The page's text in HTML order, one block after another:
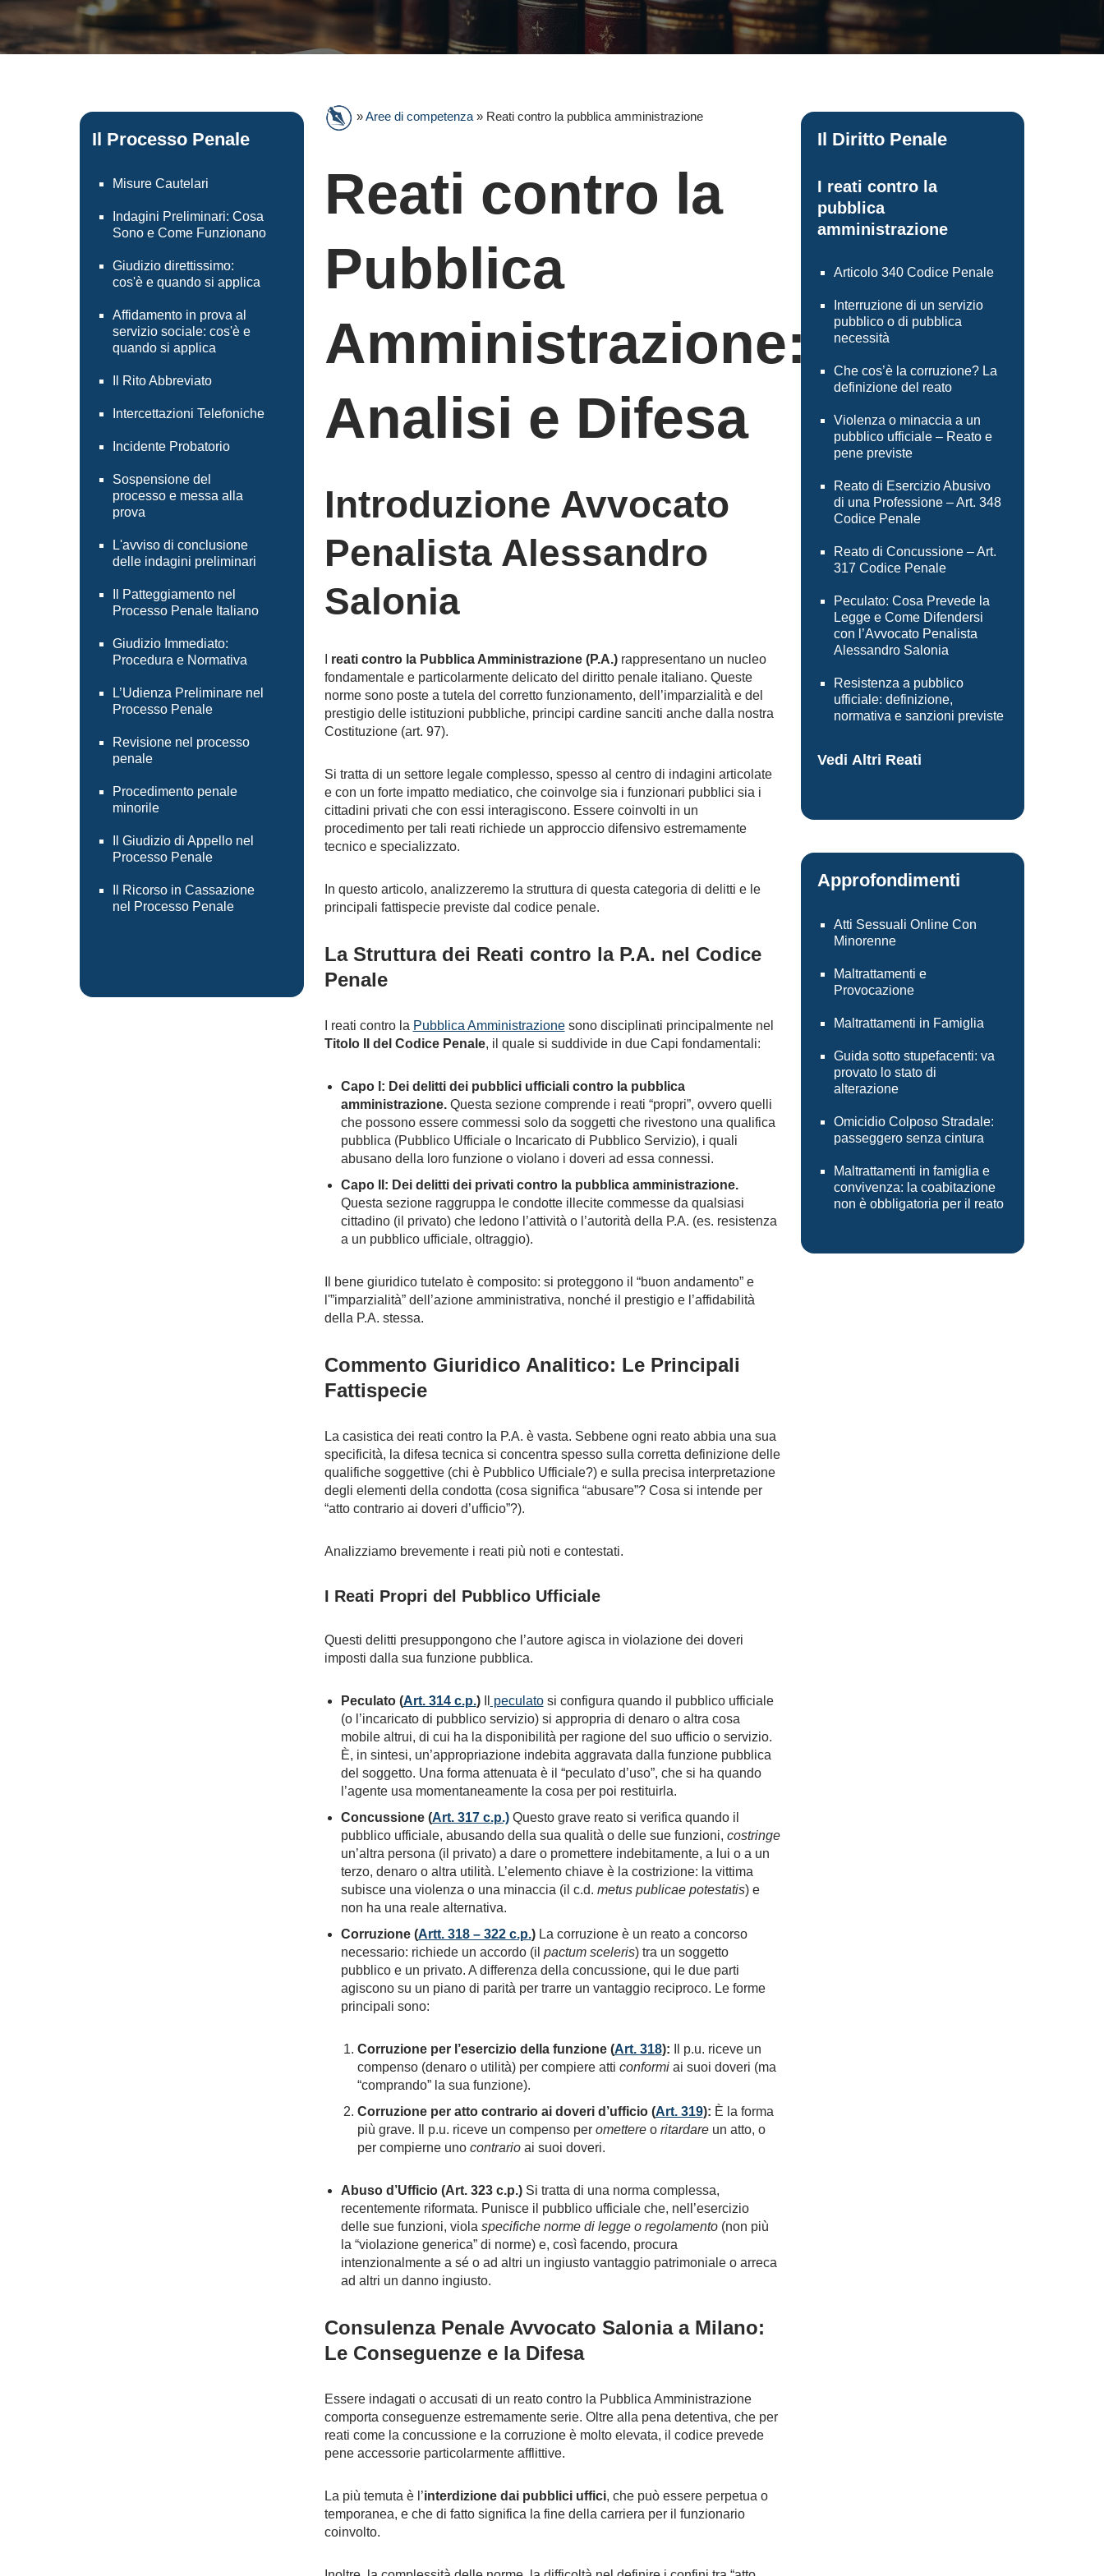
Il Processo Penale
Misure Cautelari
Indagini Preliminari: Cosa
Sono e Come Funzionano
Giudizio direttissimo:
cos'è e quando si applica
Affidamento in prova al
servizio sociale: cos'è e
quando si applica
Il Rito Abbreviato
Intercettazioni Telefoniche
Incidente Probatorio
Sospensione del
processo e messa alla
prova
L'avviso di conclusione
delle indagini preliminari
Il Patteggiamento nel
Processo Penale Italiano
Giudizio Immediato:
Procedura e Normativa
L’Udienza Preliminare nel
Processo Penale
Revisione nel processo
penale
Procedimento penale
minorile
Il Giudizio di Appello nel
Processo Penale
Il Ricorso in Cassazione
nel Processo Penale
»Aree di competenza» Reati contro la pubblica amministrazione
Reati contro la
Pubblica
Amministrazione:
Analisi e Difesa
Introduzione Avvocato
Penalista Alessandro
Salonia
reati contro la Pubblica Amministrazione (P.A.)rappresentano un nucleo
fondamentale e particolarmente delicato del diritto penale italiano. Queste
norme sono poste a tutela del corretto funzionamento, dell’imparzialità e del
prestigio delle istituzioni pubbliche, principi cardine sanciti anche dalla nostra
Costituzione (art. 97).
Si tratta di un settore legale complesso, spesso al centro di indagini articolate
e con un forte impatto mediatico, che coinvolge sia i funzionari pubblici sia i
cittadini privati che con essi interagiscono. Essere coinvolti in un
procedimento per tali reati richiede un approccio difensivo estremamente
tecnico e specializzato.
In questo articolo, analizzeremo la struttura di questa categoria di delitti e le
principali fattispecie previste dal codice penale.
La Struttura dei Reati contro la P.A. nel Codice
Penale
I reati contro la Pubblica Amministrazionesono disciplinati principalmente nel
Titolo II del Codice Penale, il quale si suddivide in due Capi fondamentali:
Capo I: Dei delitti dei pubblici ufficiali contro la pubblica
amministrazione.Questa sezione comprende i reati “propri”, ovvero quelli
che possono essere commessi solo da soggetti che rivestono una qualifica
pubblica (Pubblico Ufficiale o Incaricato di Pubblico Servizio), i quali
abusano della loro funzione o violano i doveri ad essa connessi.
Capo II: Dei delitti dei privati contro la pubblica amministrazione.
Questa sezione raggruppa le condotte illecite commesse da qualsiasi
cittadino (il privato) che ledono l’attività o l’autorità della P.A. (es. resistenza
a un pubblico ufficiale, oltraggio).
Il bene giuridico tutelato è composito: si proteggono il “buon andamento” e
l'”imparzialità” dell’azione amministrativa, nonché il prestigio e l’affidabilità
della P.A. stessa.
Commento Giuridico Analitico: Le Principali
Fattispecie
La casistica dei reati contro la P.A. è vasta. Sebbene ogni reato abbia una sua
specificità, la difesa tecnica si concentra spesso sulla corretta definizione delle
qualifiche soggettive (chi è Pubblico Ufficiale?) e sulla precisa interpretazione
degli elementi della condotta (cosa significa “abusare”? Cosa si intende per
“atto contrario ai doveri d’ufficio”?).
Analizziamo brevemente i reati più noti e contestati.
I Reati Propri del Pubblico Ufficiale
Questi delitti presuppongono che l’autore agisca in violazione dei doveri
imposti dalla sua funzione pubblica.
Peculato (Art. 314 c.p.)Il peculatosi configura quando il pubblico ufficiale
(o l’incaricato di pubblico servizio) si appropria di denaro o altra cosa
mobile altrui, di cui ha la disponibilità per ragione del suo ufficio o servizio.
È, in sintesi, un’appropriazione indebita aggravata dalla funzione pubblica
del soggetto. Una forma attenuata è il “peculato d’uso”, che si ha quando
l’agente usa momentaneamente la cosa per poi restituirla.
Concussione (Art. 317 c.p.)Questo grave reato si verifica quando il
pubblico ufficiale, abusando della sua qualità o delle sue funzioni, costringe
un’altra persona (il privato) a dare o promettere indebitamente, a lui o a un
terzo, denaro o altra utilità. L’elemento chiave è la costrizione: la vittima
subisce una violenza o una minaccia (il c.d. metus publicae potestatis) e
non ha una reale alternativa.
Corruzione (Artt. 318 – 322 c.p.)La corruzione è un reato a concorso
necessario: richiede un accordo (il pactum sceleris) tra un soggetto
pubblico e un privato. A differenza della concussione, qui le due parti
agiscono su un piano di parità per trarre un vantaggio reciproco. Le forme
principali sono:
Corruzione per l’esercizio della funzione (Art. 318): Il p.u. riceve un
compenso (denaro o utilità) per compiere atti conformiai suoi doveri (ma
“comprando” la sua funzione).
Corruzione per atto contrario ai doveri d’ufficio (Art. 319): È la forma
più grave. Il p.u. riceve un compenso per omettereo ritardareun atto, o
per compierne uno contrarioai suoi doveri.
Abuso d’Ufficio (Art. 323 c.p.)Si tratta di una norma complessa,
recentemente riformata. Punisce il pubblico ufficiale che, nell’esercizio
delle sue funzioni, viola specifiche norme di legge o regolamento(non più
la “violazione generica” di norme) e, così facendo, procura
intenzionalmente a sé o ad altri un ingiusto vantaggio patrimoniale o arreca
ad altri un danno ingiusto.
Consulenza Penale Avvocato Salonia a Milano:
Le Conseguenze e la Difesa
Essere indagati o accusati di un reato contro la Pubblica Amministrazione
comporta conseguenze estremamente serie. Oltre alla pena detentiva, che per
reati come la concussione e la corruzione è molto elevata, il codice prevede
pene accessorie particolarmente afflittive.
La più temuta è l’interdizione dai pubblici uffici, che può essere perpetua o
temporanea, e che di fatto significa la fine della carriera per il funzionario
coinvolto.
Il Diritto Penale
I reati contro la
pubblica
amministrazione
Articolo 340 Codice Penale
Interruzione di un servizio
pubblico o di pubblica
necessità
Che cos’è la corruzione? La
definizione del reato
Violenza o minaccia a un
pubblico ufficiale – Reato e
pene previste
Reato di Esercizio Abusivo
di una Professione – Art. 348
Codice Penale
Reato di Concussione – Art.
317 Codice Penale
Peculato: Cosa Prevede la
Legge e Come Difendersi
con l’Avvocato Penalista
Alessandro Salonia
Resistenza a pubblico
ufficiale: definizione,
normativa e sanzioni previste
Vedi Altri Reati
Approfondimenti
Atti Sessuali Online Con
Minorenne
Maltrattamenti e
Provocazione
Maltrattamenti in Famiglia
Guida sotto stupefacenti: va
provato lo stato di
alterazione
Omicidio Colposo Stradale:
passeggero senza cintura
Maltrattamenti in famiglia e
convivenza: la coabitazione
non è obbligatoria per il reato